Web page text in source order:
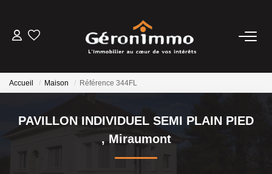
GESTION LOCATIVE
Accueil Maison Référence 344FL
PAVILLON INDIVIDUEL SEMI PLAIN PIED
, Miraumont